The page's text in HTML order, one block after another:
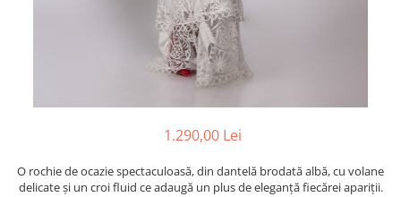
1.290,00 Lei
O rochie de ocazie spectaculoasă, din dantelă brodată albă, cu volane
delicate și un croi fluid ce adaugă un plus de eleganță fiecărei apariții.